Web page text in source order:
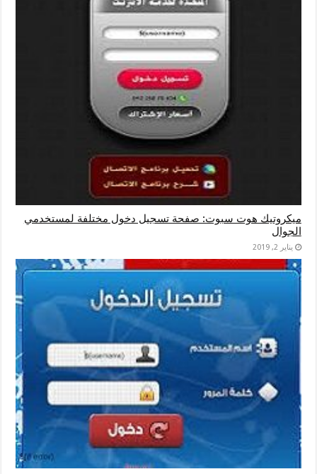
ميكروتيك هوت سبوت: صفحة تسجيل دخول مختلفة لمستخدمي
الجوال
يناير 2, 2019